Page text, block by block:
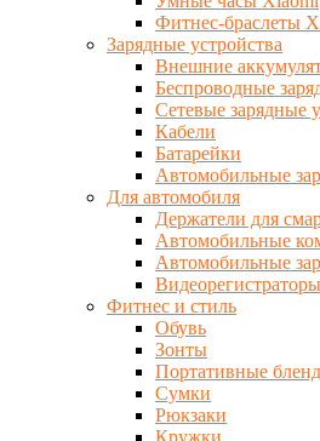
Фитнес-браслеты
Зарядные устройства
Внешние
Беспроводные
Сетевые зарядные
Кабели
Батарейки
Автомобильные
Для автомобиля
Держатели для
Автомобильные
Автомобильные
Видеорегистраторы
Фитнес и стиль
Обувь
Зонты
Портативные
Сумки
Рюкзаки
Кружки